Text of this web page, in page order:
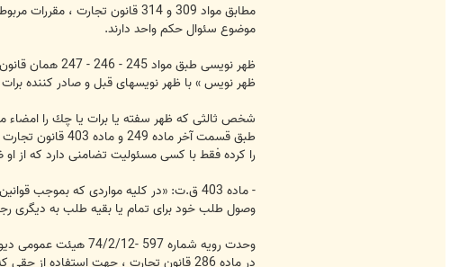
مطابق مواد 309 و 314 قانون
موضوع سئوال حكم واحد دارند.
ظهر نويسى
ظهر نويس » با ظهر نويس‏هاى قبل و صادر كننده
شخص ثالثى كه ظهر سفته يا برات يا چك را امضاء
را كرده فقط با كسى مسئوليت تضامنى دارد كه از
- ماده 403 ق.ت: «در كليه مواردى كه
وصول طلب خود براى تمام يا بقيه طلب به ديگرى